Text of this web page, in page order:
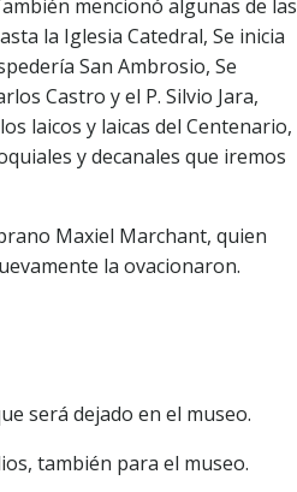
mencionó algunas de las
la Iglesia Catedral, Se inicia
San Ambrosio, Se
Castro y el P. Silvio Jara,
laicos y laicas del Centenario,
y decanales que iremos
Maxiel Marchant, quien
la ovacionaron.
será dejado en el museo.
también para el museo.